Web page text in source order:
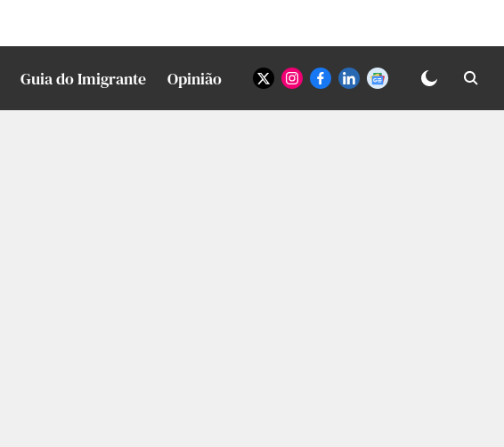
Guia do Imigrante Opinião